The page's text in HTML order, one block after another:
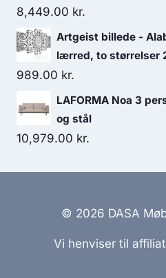
8,449.00 kr.
Artgeist billede -
lærred, to størrelser
989.00 kr.
LAFORMA Noa 3
og stål
10,979.00 kr.
© 2026 DASA
Vi henviser til